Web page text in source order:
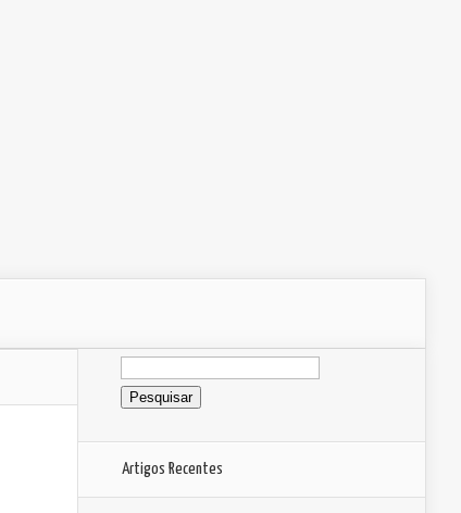
Pesquisar
por:
Artigos Recentes